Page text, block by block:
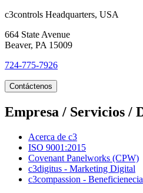
c3controls Headquarters, USA
664 State Avenue
Beaver, PA 15009
724-775-7926
Contáctenos
Empresa / Servicios /
Acerca de c3
ISO 9001:2015
Covenant Panelworks (CPW)
c3digitus - Marketing Digital
c3compassion - Beneficienecia